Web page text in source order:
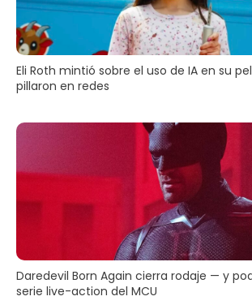
Eli Roth mintió sobre el uso de IA en su
pillaron en redes
Daredevil Born Again cierra rodaje — y
serie live-action del MCU